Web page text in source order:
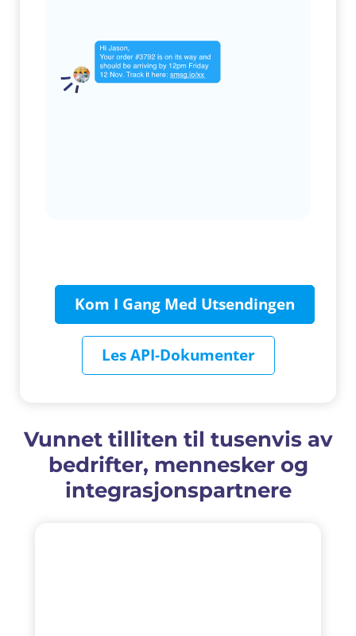
Kom I Gang Med Utsendingen
Les API-Dokumenter
Vunnet tilliten til tusenvis av
bedrifter, mennesker og
integrasjonspartnere